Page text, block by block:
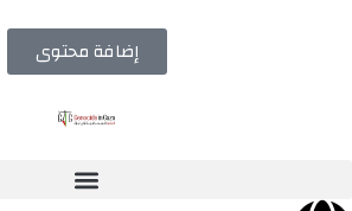
إضافة محتوى